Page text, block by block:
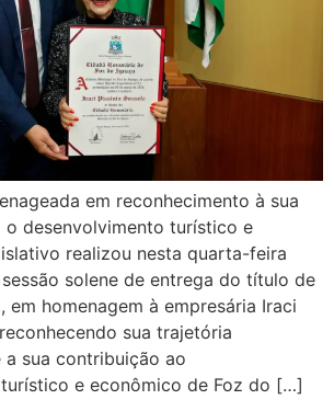
em reconhecimento à sua
desenvolvimento turístico e
realizou nesta quarta-feira
solene de entrega do título de
em homenagem à empresária Iraci
sua trajetória
a sua contribuição ao
e econômico de Foz do […]